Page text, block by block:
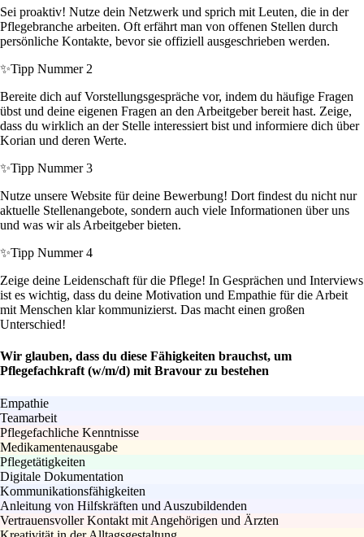
Sei proaktiv! Nutze dein Netzwerk und sprich mit Leuten, die in der
Pflegebranche arbeiten. Oft erfährt man von offenen Stellen durch
persönliche Kontakte, bevor sie offiziell ausgeschrieben werden.
✨Tipp Nummer 2
Bereite dich auf Vorstellungsgespräche vor, indem du häufige Fragen
übst und deine eigenen Fragen an den Arbeitgeber bereit hast. Zeige,
dass du wirklich an der Stelle interessiert bist und informiere dich über
Korian und deren Werte.
✨Tipp Nummer 3
Nutze unsere Website für deine Bewerbung! Dort findest du nicht nur
aktuelle Stellenangebote, sondern auch viele Informationen über uns
und was wir als Arbeitgeber bieten.
✨Tipp Nummer 4
Zeige deine Leidenschaft für die Pflege! In Gesprächen und Interviews
ist es wichtig, dass du deine Motivation und Empathie für die Arbeit
mit Menschen klar kommunizierst. Das macht einen großen
Unterschied!
Wir glauben, dass du diese Fähigkeiten brauchst, um
Pflegefachkraft (w/m/d) mit Bravour zu bestehen
Empathie
Teamarbeit
Pflegefachliche Kenntnisse
Medikamentenausgabe
Pflegetätigkeiten
Digitale Dokumentation
Kommunikationsfähigkeiten
Anleitung von Hilfskräften und Auszubildenden
Vertrauensvoller Kontakt mit Angehörigen und Ärzten